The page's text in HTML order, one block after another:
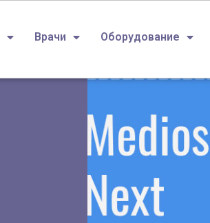
Врачи Оборудование